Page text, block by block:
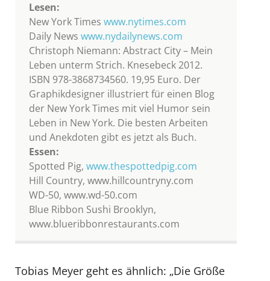
Lesen:
New York Times www.nytimes.com
Daily News www.nydailynews.com
Christoph Niemann: Abstract City – Mein
Leben unterm Strich. Knesebeck 2012.
ISBN 978-3868734560. 19,95 Euro. Der
Graphikdesigner illustriert für einen Blog
der New York Times mit viel Humor sein
Leben in New York. Die besten Arbeiten
und Anekdoten gibt es jetzt als Buch.
Essen:
Spotted Pig, www.thespottedpig.com
Hill Country, www.hillcountryny.com
WD-50, www.wd-50.com
Blue Ribbon Sushi Brooklyn,
www.blueribbonrestaurants.com
Tobias Meyer geht es ähnlich: „Die Größe